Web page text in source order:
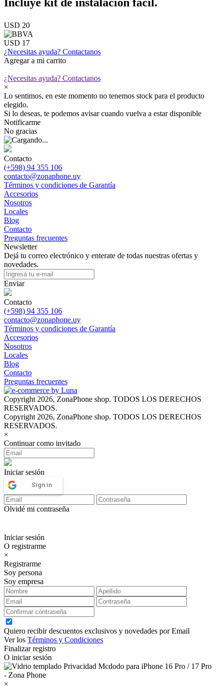
USD 20
USD 17
¿Necesitas ayuda? Contactanos
Agregar a mi carrito
¿Necesitas ayuda? Contactanos
×
Lo sentimos, en este momento no tenemos stock para el producto
elegido.
Si lo deseas, te podemos avisar cuando vuelva a estar disponible
Notificarme
No gracias
Contacto
(+598) 94 355 106
contacto@zonaphone.uy
Términos y condiciones de Garantía
Accesorios
Nosotros
Locales
Blog
Contacto
Preguntas frecuentes
Newsletter
Dejá tu correo electrónico y enterate de todas nuestras ofertas y
novedades.
Enviar
Contacto
(+598) 94 355 106
contacto@zonaphone.uy
Términos y condiciones de Garantía
Accesorios
Nosotros
Locales
Blog
Contacto
Preguntas frecuentes
Copyright 2026, ZonaPhone shop. TODOS LOS DERECHOS
RESERVADOS.
Copyright 2026, ZonaPhone shop. TODOS LOS DERECHOS
RESERVADOS.
×
Continuar como invitado
Iniciar sesión
Sign in
Olvidé mi contraseña
Iniciar sesión
O registrarme
×
Registrarme
Soy persona
Soy empresa
Quiero recibir descuentos exclusivos y novedades por Email
Ver los Términos y Condiciones
Finalizar registro
O iniciar sesión
×